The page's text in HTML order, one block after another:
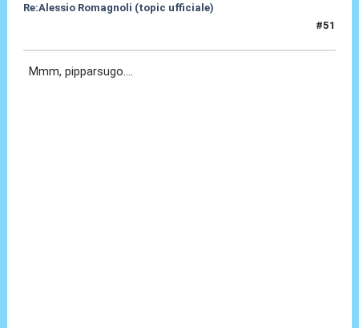
Re:Alessio Romagnoli (topic ufficiale)
#51
Mmm, pipparsugo....